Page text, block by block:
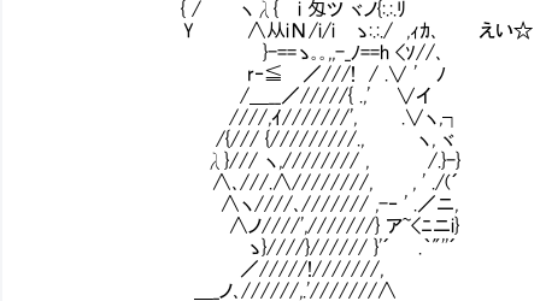
{ / ヽλ{ i 匁ツ ヾノ{:.:.ﾘ
Y ∧从iΝ/i/i ゝ:.:./ ,ｨｶ､ えい☆
}-==ゝ｡｡,,-_ﾉ==h <ｿ//､
r‐≦ ／///! / .∨ ' ﾉ
/＿__／/////{ .,' ∨イ
////,ｲ///////', .∨ヽ,┐
/{/// {/////////., ヽ, ヾ
λ}/// ヽ,//////// , /.}-}
∧､///.∧////////, , ' ./(´
∧ヽ////､/////// ,-‐ ' .／ニ,
∧ノ////',///////} ア~<ﾆニi}
ゝ}////}////// }'´ .｀"''´
／/////!///////,
＿_ノ､//////,.'///////∧